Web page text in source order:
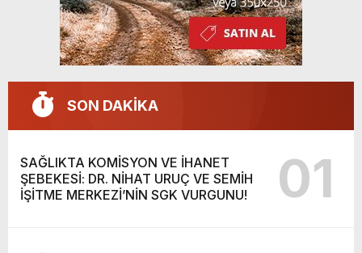
SON DAKİKA
SAĞLIKTA KOMİSYON VE İHANET
ŞEBEKESİ: DR. NİHAT URUÇ VE SEMİH
İŞİTME MERKEZİ’NİN SGK VURGUNU!
01